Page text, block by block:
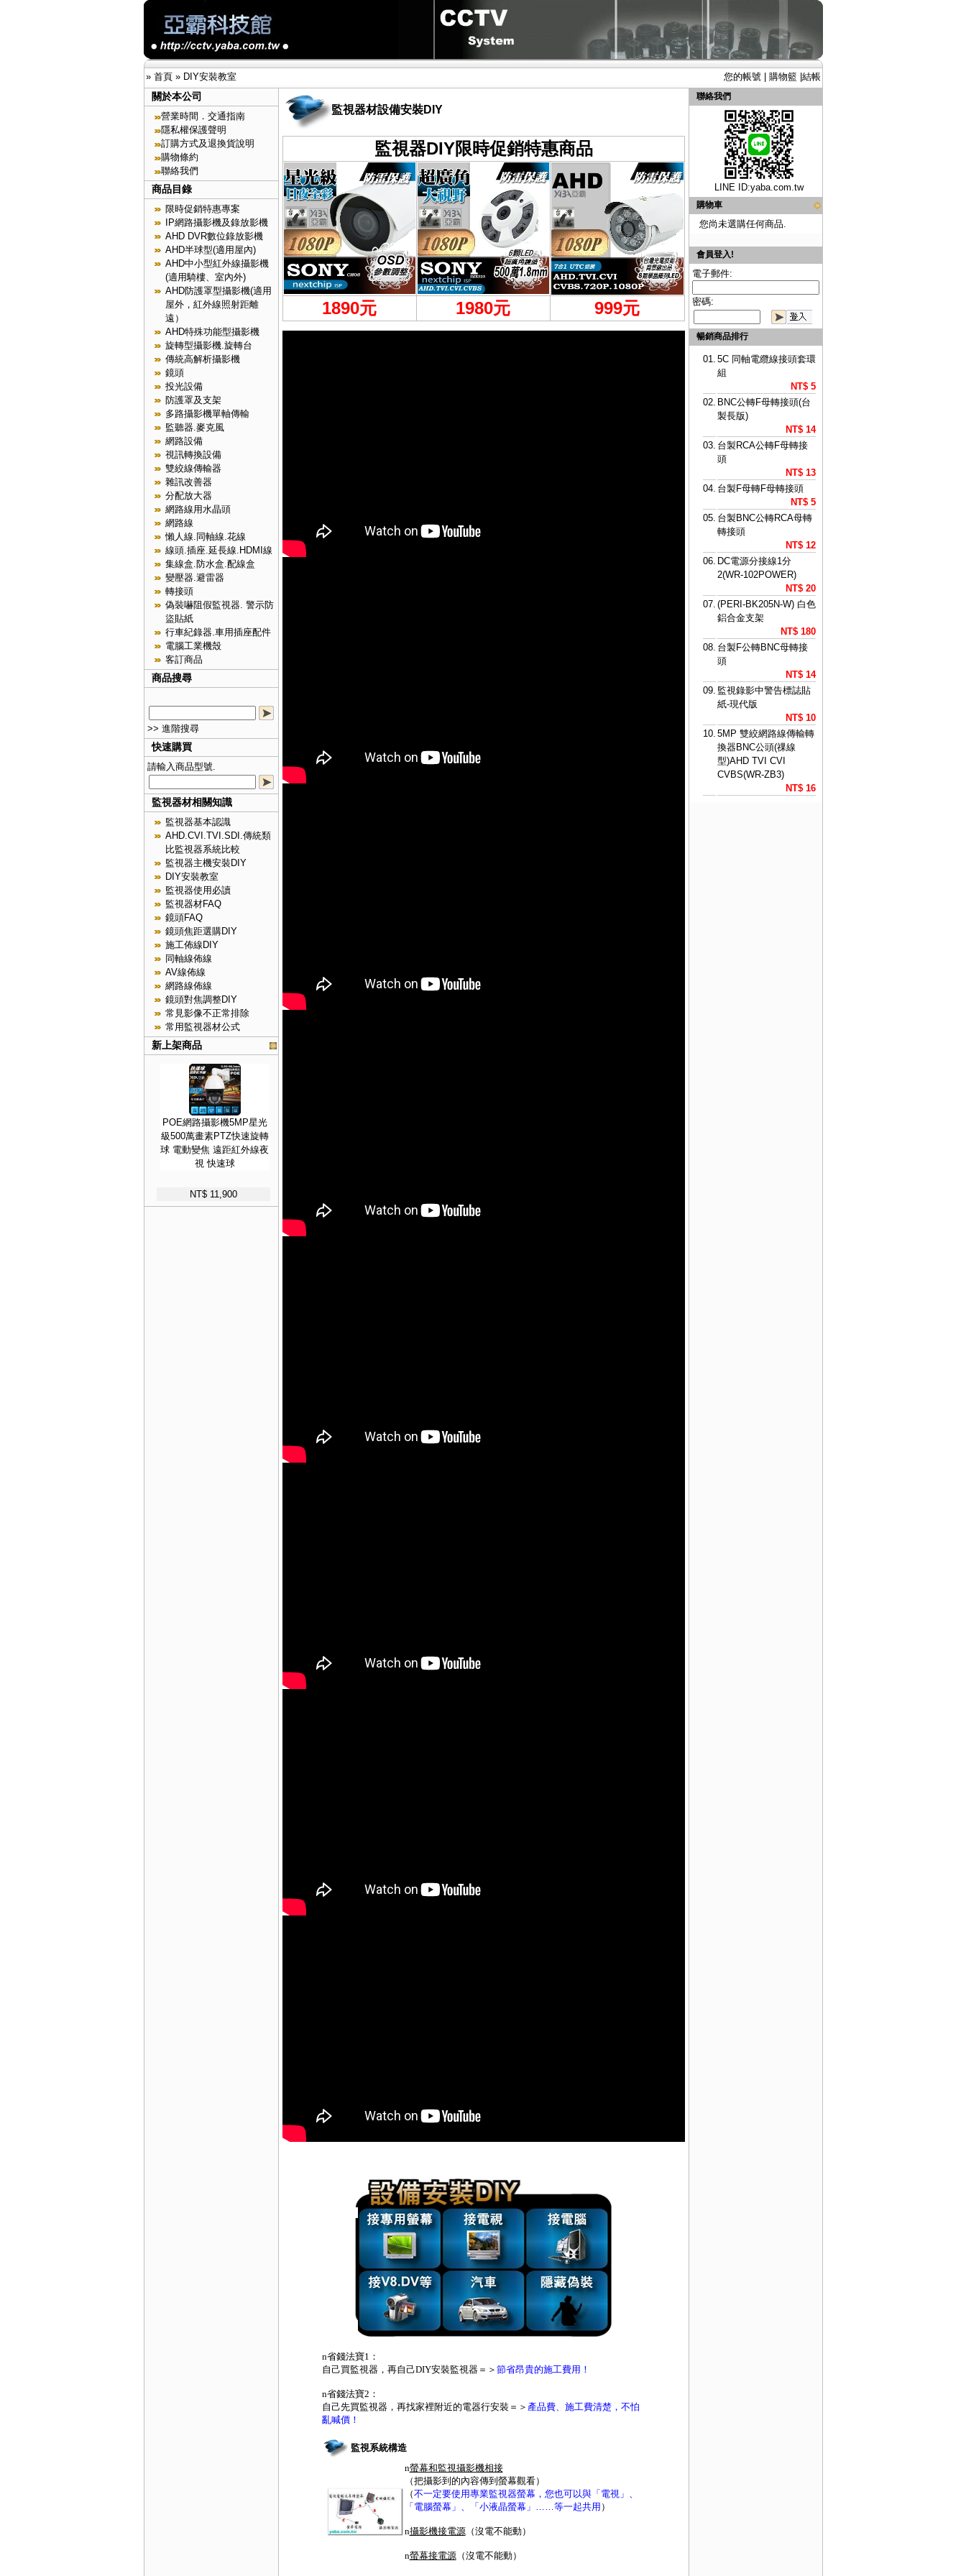
» 首頁» DIY安裝教室 您的帳號| 購物籃| 結帳
關於本公司
營業時間．交通指南
隱私權保護聲明
訂購方式及退換貨說明
購物條約
聯絡我們
商品目錄
限時促銷特惠專案
IP網路攝影機及錄放影機
AHD DVR數位錄放影機
AHD半球型(適用屋內)
AHD中小型紅外線攝影機
(適用騎樓、室內外)
AHD防護罩型攝影機(適用
屋外，紅外線照射距離
遠）
AHD特殊功能型攝影機
旋轉型攝影機.旋轉台
傳統高解析攝影機
鏡頭
投光設備
防護罩及支架
多路攝影機單軸傳輸
監聽器.麥克風
網路設備
視訊轉換設備
雙絞線傳輸器
雜訊改善器
分配放大器
網路線用水晶頭
網路線
懶人線.同軸線.花線
線頭.插座.延長線.HDMI線
集線盒.防水盒.配線盒
變壓器.避雷器
轉接頭
偽裝嚇阻假監視器. 警示防
盜貼紙
行車紀錄器.車用插座配件
電腦工業機殼
客訂商品
商品搜尋
>> 進階搜尋
快速購買
請輸入商品型號.
監視器材相關知識
監視器基本認識
AHD.CVI.TVI.SDI.傳統類
比監視器系統比較
監視器主機安裝DIY
DIY安裝教室
監視器使用必讀
監視器材FAQ
鏡頭FAQ
鏡頭焦距選購DIY
施工佈線DIY
同軸線佈線
AV線佈線
網路線佈線
鏡頭對焦調整DIY
常見影像不正常排除
常用監視器材公式
新上架商品
POE網路攝影機5MP星光
級500萬畫素PTZ快速旋轉
球 電動變焦 遠距紅外線夜
視 快速球
NT$ 11,900
監視器材設備安裝DIY
監視器DIY限時促銷特惠商品
1890元 1980元 999元
n省錢法寶1：
自己買監視器，再自己DIY安裝監視器＝＞ 節省昂貴的施工費用！
n省錢法寶2：
自己先買監視器，再找家裡附近的電器行安裝＝＞ 產品費、施工費清楚，不怕
亂喊價！
監視系統構造
n螢幕和監視攝影機相接
（把攝影到的內容傳到螢幕觀看）
（不一定要使用專業監視器螢幕，您也可以與「電視」、
「電腦螢幕」、「小液晶螢幕」……等一起共用 ）
n攝影機接電源（沒電不能動）
n螢幕接電源（沒電不能動）
聯絡我們
LINE ID:yaba.com.tw
購物車
您尚未選購任何商品.
會員登入!
電子郵件:
密碼:
暢銷商品排行
01. 5C 同軸電纜線接頭套環
組
NT$ 5
02. BNC公轉F母轉接頭(台
製長版)
NT$ 14
03. 台製RCA公轉F母轉接
頭
NT$ 13
04. 台製F母轉F母轉接頭
NT$ 5
05. 台製BNC公轉RCA母轉
轉接頭
NT$ 12
06. DC電源分接線1分
2(WR-102POWER)
NT$ 20
07. (PERI-BK205N-W) 白色
鋁合金支架
NT$ 180
08. 台製F公轉BNC母轉接
頭
NT$ 14
09. 監視錄影中警告標誌貼
紙-現代版
NT$ 10
10. 5MP 雙絞網路線傳輸轉
換器BNC公頭(祼線
型)AHD TVI CVI
CVBS(WR-ZB3)
NT$ 16